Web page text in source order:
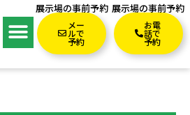
展示場の事前予約
メー
ルで
予約
展示場の事前予約
お電
話で
予約